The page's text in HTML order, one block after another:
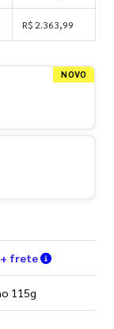
R$ 2.363,99
NOVO
+ frete Verifique
115g